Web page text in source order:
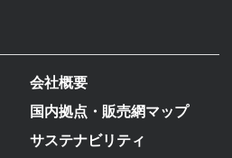
会社概要
国内拠点・販売網マップ
サステナビリティ